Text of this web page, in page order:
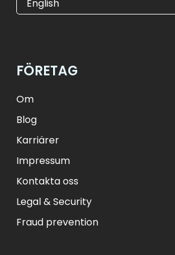
$ USD
ft HUF
zł
₺ TRY
English
FÖRETAG
Om
Blog
Karriärer
Impressum
Kontakta oss
Legal & Security
Fraud prevention